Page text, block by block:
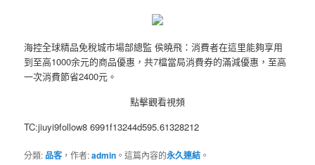
海控全球精品免稅城市場部總監 侯曉飛：消費者在這里能夠享用
到至高1000余元的商品優惠，共7檔當局消費券的滿減優惠，至高
一次消費節省2400元。
點擊觀看視頻
TC:jiuyi9follow8 6991f13244d595.61328212
分類: 品客 ，作者:admin 。這篇內容的永久連結 。